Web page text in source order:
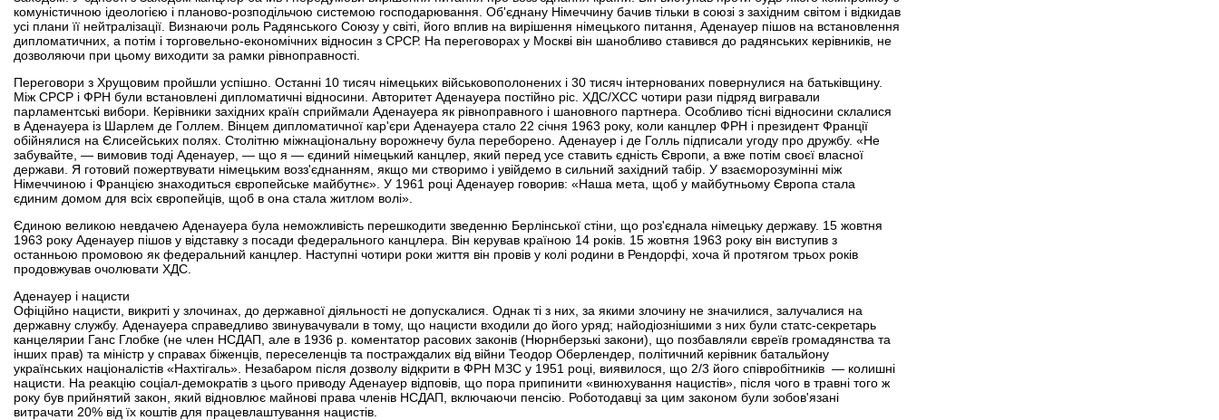
комуністичною ідеологією і планово-розподільчою системою господарювання. Об'єднану Німеччину бачив тільки в союзі з західним світом і відкидав
усі плани її нейтралізації. Визнаючи роль Радянського Союзу у світі, його вплив на вирішення німецького питання, Аденауер пішов на встановлення
дипломатичних, а потім і торговельно-економічних відносин з СРСР. На переговорах у Москві він шанобливо ставився до радянських керівників, не
дозволяючи при цьому виходити за рамки рівноправності.
Переговори з Хрущовим пройшли успішно. Останні 10 тисяч німецьких військовополонених і 30 тисяч інтернованих повернулися на батьківщину.
Між СРСР і ФРН були встановлені дипломатичні відносини. Авторитет Аденауера постійно ріс. ХДС/ХСС чотири рази підряд вигравали
парламентські вибори. Керівники західних країн сприймали Аденауера як рівноправного і шановного партнера. Особливо тісні відносини склалися
в Аденауера із Шарлем де Голлем. Вінцем дипломатичної кар'єри Аденауера стало 22 січня 1963 року, коли канцлер ФРН і президент Франції
обійнялися на Єлисейських полях. Столітню міжнаціональну ворожнечу була переборено. Аденауер і де Голль підписали угоду про дружбу. «Не
забувайте, — вимовив тоді Аденауер, — що я — єдиний німецький канцлер, який перед усе ставить єдність Європи, а вже потім своєї власної
держави. Я готовий пожертвувати німецьким возз'єднанням, якщо ми створимо і увійдемо в сильний західний табір. У взаєморозумінні між
Німеччиною і Францією знаходиться європейське майбутнє». У 1961 році Аденауер говорив: «Наша мета, щоб у майбутньому Європа стала
єдиним домом для всіх європейців, щоб в она стала житлом волі».
Єдиною великою невдачею Аденауера була неможливість перешкодити зведенню Берлінської стіни, що роз'єднала німецьку державу. 15 жовтня
1963 року Аденауер пішов у відставку з посади федерального канцлера. Він керував країною 14 років. 15 жовтня 1963 року він виступив з
останньою промовою як федеральний канцлер. Наступні чотири роки життя він провів у колі родини в Рендорфі, хоча й протягом трьох років
продовжував очолювати ХДС.
Аденауер і нацисти
Офіційно нацисти, викриті у злочинах, до державної діяльності не допускалися. Однак ті з них, за якими злочину не значилися, залучалися на
державну службу. Аденауера справедливо звинувачували в тому, що нацисти входили до його уряд; найодіознішими з них були статс-секретарь
канцелярии Ганс Глобке (не член НСДАП, але в 1936 р. коментатор расових законів (Нюрнберзькі закони), що позбавляли євреїв громадянства та
інших прав) та міністр у справах біженців, переселенців та постраждалих від війни Теодор Оберлендер, політичний керівник батальйону
українських націоналістів «Нахтігаль». Незабаром після дозволу відкрити в ФРН МЗС у 1951 році, виявилося, що 2/3 його співробітників — колишні
нацисти. На реакцію соціал-демократів з цього приводу Аденауер відповів, що пора припинити «винюхування нацистів», після чого в травні того ж
року був прийнятий закон, який відновлює майнові права членів НСДАП, включаючи пенсію. Роботодавці за цим законом були зобов'язані
витрачати 20% від їх коштів для працевлаштування нацистів.